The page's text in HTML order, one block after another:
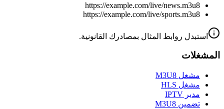
https://example.com/live/news.m3u8
https://example.com/live/sports.m3u8
استبدل روابط المثال بمصادرك القانونية.
المشغلات
مشغل M3U8
مشغل HLS
مدير IPTV
تضمين M3U8